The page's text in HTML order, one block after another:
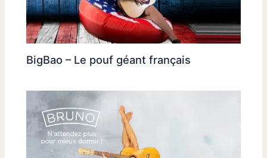
BigBao – Le pouf géant français